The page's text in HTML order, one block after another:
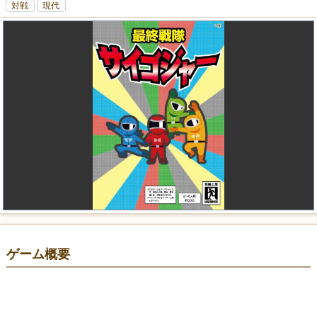
対戦 現代
ゲーム概要